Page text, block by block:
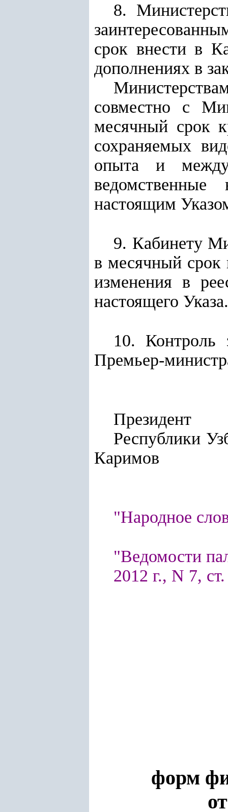
8.
срок внести в
дополнениях в
совместно с
месячный срок
сохраняемых
опыта и
настоящим
9. Кабинету
в месячный срок
изменения в
настоящего Указа.
10. Контроль
Премьер-
Президент
Каримов
"Народное
"Ведомости
2012 г., N 7,
форм